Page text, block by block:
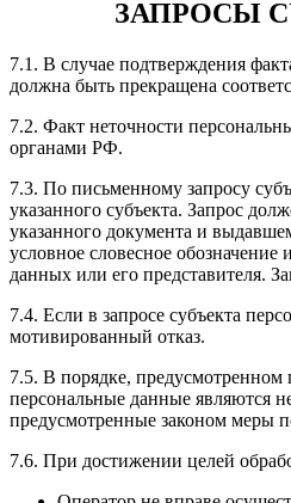
ЗАПРОСЫ
7.1. В случае подтверждения
должна быть прекращена
7.2. Факт неточности
органами РФ.
7.3. По письменному запросу
указанного субъекта. Запрос
указанного документа и
условное словесное
данных или его представителя.
7.4. Если в запросе субъекта
мотивированный отказ.
7.5. В порядке, предусмотренном
персональные данные являются
предусмотренные законом меры
7.6. При достижении целей